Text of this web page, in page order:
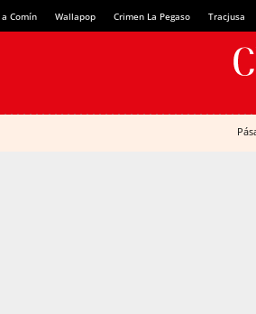
Comín Wallapop Crimen La Pegaso Tracjusa